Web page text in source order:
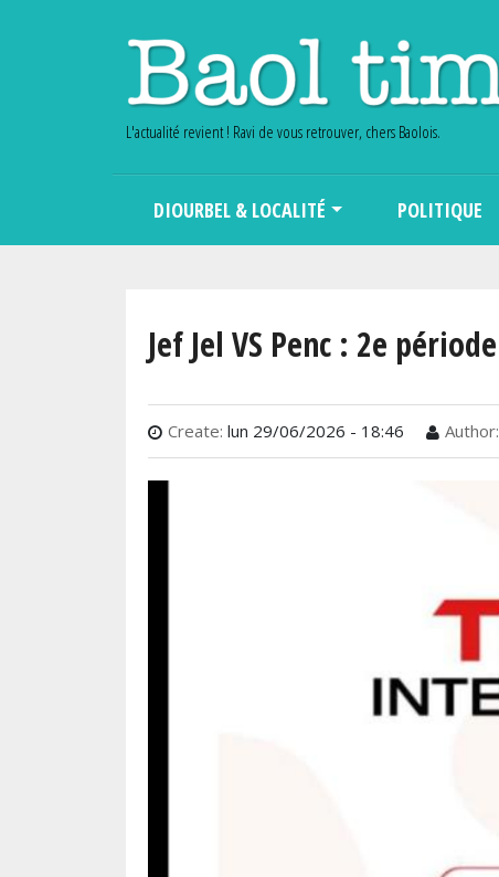
L'actualité revient ! Ravi de vous retrouver, chers Baolois.
DIOURBEL & LOCALITÉ POLITIQUE
Jef Jel VS Penc : 2e période
Create: lun 29/06/2026 - 18:46 Author: